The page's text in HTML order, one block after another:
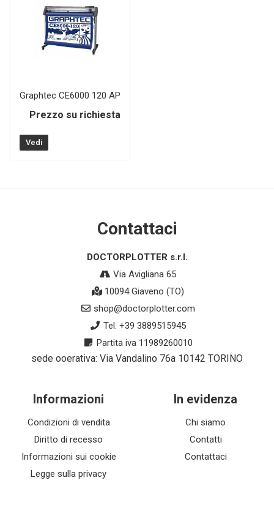
Graphtec CE6000 120 AP
Prezzo su richiesta
Vedi
Contattaci
DOCTORPLOTTER s.r.l.
Via Avigliana 65
10094 Giaveno (TO)
shop@doctorplotter.com
Tel. +39 3889515945
Partita iva 11989260010
sede ooerativa: Via Vandalino 76a 10142 TORINO
Informazioni
Condizioni di vendita
Diritto di recesso
Informazioni sui cookie
Legge sulla privacy
In evidenza
Chi siamo
Contatti
Contattaci